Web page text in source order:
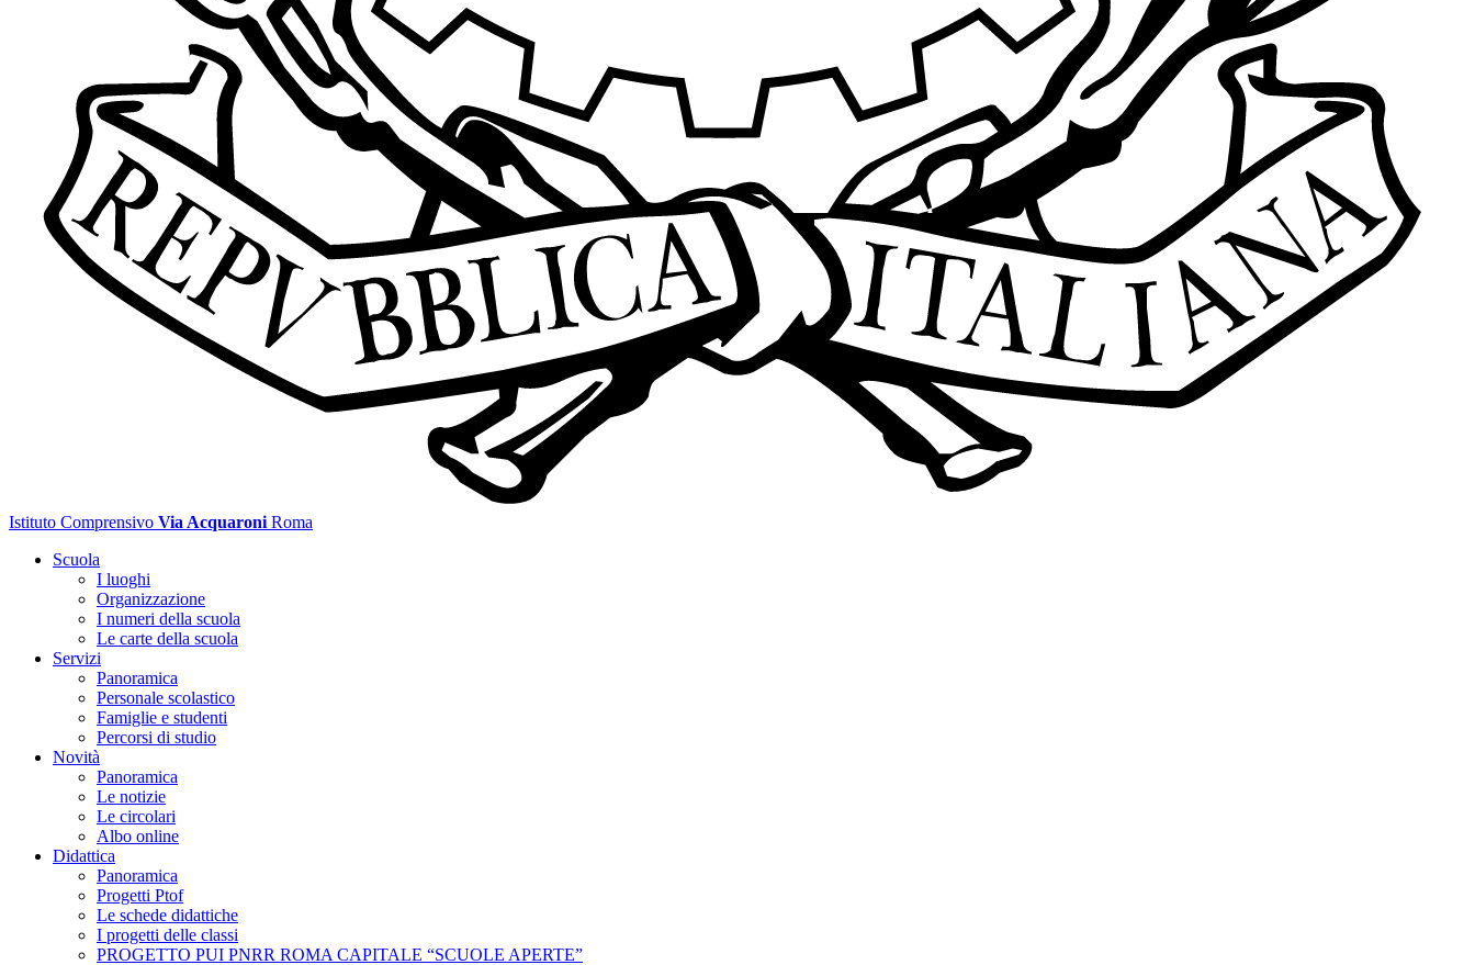
Istituto Comprensivo Via Acquaroni Roma
Scuola
I luoghi
Organizzazione
I numeri della scuola
Le carte della scuola
Servizi
Panoramica
Personale scolastico
Famiglie e studenti
Percorsi di studio
Novità
Panoramica
Le notizie
Le circolari
Albo online
Didattica
Panoramica
Progetti Ptof
Le schede didattiche
I progetti delle classi
PROGETTO PUI PNRR ROMA CAPITALE “SCUOLE APERTE”